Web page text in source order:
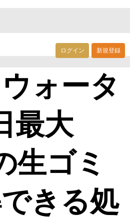
ログイン 新規登録
ォータ
最大
生ゴミ
きる処